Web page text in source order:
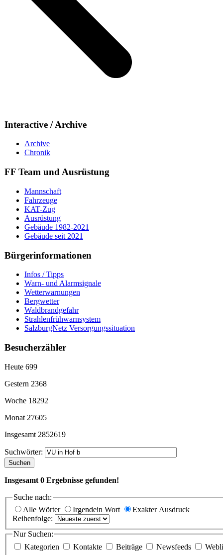
Interactive / Archive
Archive
Chronik
FF Team und Ausrüstung
Mannschaft
Fahrzeuge
KAT-Zug
Ausrüstung
Gebäude 1982-2021
Gebäude seit 2021
Bürgerinformationen
Infos / Tipps
Warn- und Alarmsignale
Wetterwarnungen
Bergwetter
Waldbrandgefahr
Strahlenfrühwarnsystem
SalzburgNetz Versorgungssituation
Besucherzähler
Heute 699
Gestern 2368
Woche 18292
Monat 27605
Insgesamt 2852619
Suchwörter:
Suchen
Insgesamt 0 Ergebnisse gefunden!
Suche nach:
Alle Wörter
Irgendein Wort
Exakter Ausdruck
Reihenfolge:
Nur Suchen:
Kategorien
Kontakte Beiträge Newsfeeds